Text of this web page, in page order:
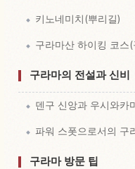
키노네미치(뿌리길)
구라마산 하이킹 코스
구라마의 전설과 신비
덴구 신앙과 우시와카
파워 스폿으로서의 구
구라마 방문 팁